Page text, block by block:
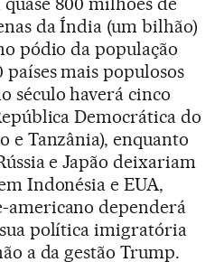
da Índia (um bilhão)
pódio da população
mais populosos
século haverá cinco
Democrática do
e Tanzânia), enquanto
e Japão deixariam
Indonésia e EUA,
americano dependerá
política imigratória
a da gestão Trump.